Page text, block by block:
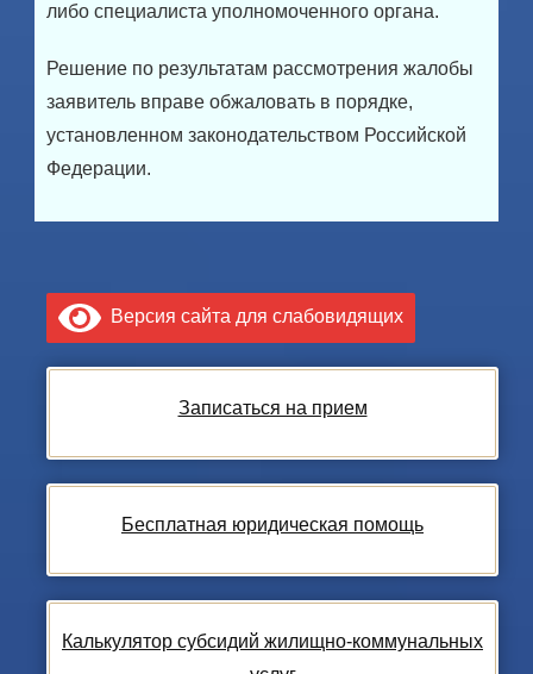
либо специалиста уполномоченного органа.
Решение по результатам рассмотрения жалобы
заявитель вправе обжаловать в порядке,
установленном законодательством Российской
Федерации.
Версия сайта для слабовидящих
Записаться на прием
Бесплатная юридическая помощь
Калькулятор субсидий жилищно-коммунальных